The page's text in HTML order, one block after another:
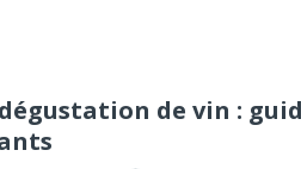
de vin :